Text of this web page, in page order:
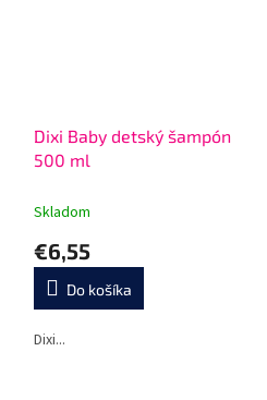
Dixi Baby detský šampón
500 ml
Skladom
€6,55
Do košíka
Dixi...